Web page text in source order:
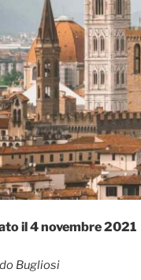
il 4 novembre 2021
Bugliosi